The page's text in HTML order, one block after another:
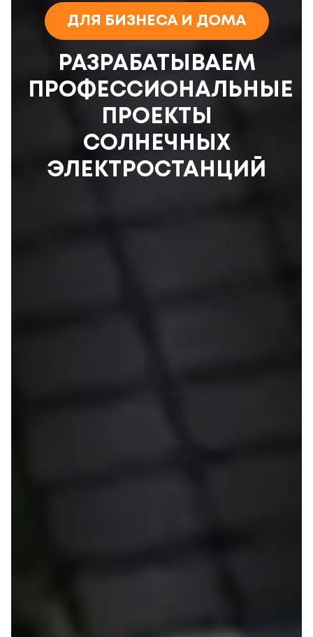
ДЛЯ БИЗНЕСА И ДОМА
РАЗРАБАТЫВАЕМ
ПРОФЕССИОНАЛЬНЫЕ
ПРОЕКТЫ
СОЛНЕЧНЫХ
ЭЛЕКТРОСТАНЦИЙ